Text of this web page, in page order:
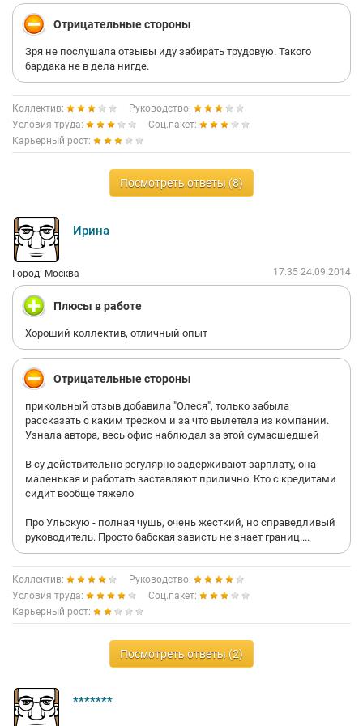
Отрицательные стороны
Зря не послушала отзывы иду забирать трудовую. Такого
бардака не в дела нигде.
Коллектив:
Руководство:
Условия труда:
Соц.пакет:
Карьерный рост:
Посмотреть ответы (8)
Ирина
Город: Москва 17:35 24.09.2014
Плюсы в работе
Хороший коллектив, отличный опыт
Отрицательные стороны
прикольный отзыв добавила "Олеся", только забыла
рассказать с каким треском и за что вылетела из компании.
Узнала автора, весь офис наблюдал за этой сумасшедшей
В су действительно регулярно задерживают зарплату, она
маленькая и работать заставляют прилично. Кто с кредитами
сидит вообще тяжело
Про Ульскую - полная чушь, очень жесткий, но справедливый
руководитель. Просто бабская зависть не знает границ....
Коллектив:
Руководство:
Условия труда:
Соц.пакет:
Карьерный рост:
Посмотреть ответы (2)
*******